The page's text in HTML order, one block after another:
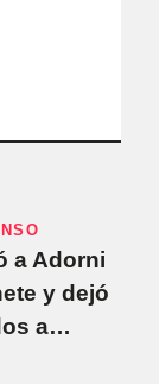
a Adorni
y dejó
a